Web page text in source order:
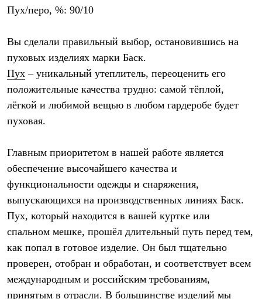
Рубашки
Брюки
Теплое термобелье
Среднее термобелье
Легкое термобелье
Куртки
Брюки
Комбинезоны
Куртки
Утепленная синтетикой
Комбинезоны
Брюки
Лёгкая одежда
Толстовки
Брюки
Софтшелл одежда
Куртки
Пух/перо, %: 90/10
Вы сделали правильный выбор, остановившись на
пуховых изделиях марки Баск.
Пух – уникальный утеплитель, переоценить его
положительные качества трудно: самой тёплой,
лёгкой и любимой вещью в любом гардеробе будет
пуховая.
Главным приоритетом в нашей работе является
обеспечение высочайшего качества и
функциональности одежды и снаряжения,
выпускающихся на производственных линиях Баск.
Пух, который находится в вашей куртке или
спальном мешке, прошёл длительный путь перед тем,
как попал в готовое изделие. Он был тщательно
проверен, отобран и обработан, и соответствует всем
международным и российским требованиям,
принятым в отрасли. В большинстве изделий мы